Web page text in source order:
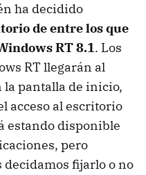
ha decidido
de entre los que
RT 8.1. Los
RT llegarán al
pantalla de inicio,
acceso al escritorio
estando disponible
pero
fijarlo o no